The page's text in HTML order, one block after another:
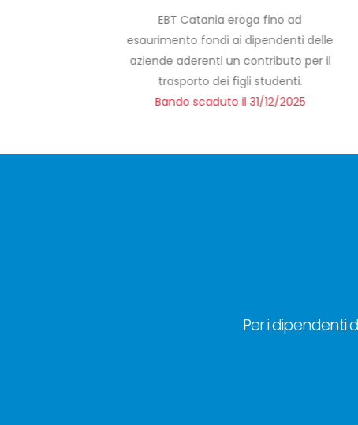
EBT Catania eroga fino ad
esaurimento fondi ai dipendenti delle
aziende aderenti un contributo per il
trasporto dei figli studenti.
Bando scaduto il 31/12/2025
Per i dipendenti